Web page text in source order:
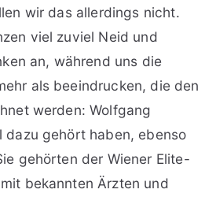
wir das allerdings nicht.
viel zuviel Neid und
an, während uns die
als beeindrucken, die den
werden: Wolfgang
dazu gehört haben, ebenso
gehörten der Wiener Elite-
bekannten Ärzten und